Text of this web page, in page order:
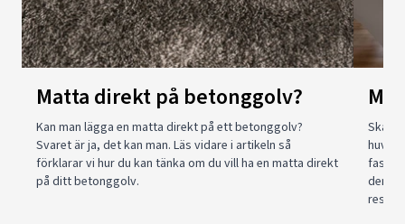
Matta direkt på betonggolv?
Kan man lägga en matta direkt på ett betonggolv?
Svaret är ja, det kan man. Läs vidare i artikeln så
förklarar vi hur du kan tänka om du vill ha en matta direkt
på ditt betonggolv.
Ska
fast
den